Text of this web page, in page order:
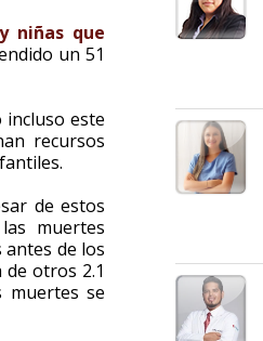
niñas que
un 51
incluso este
recursos
de estos
muertes
antes de los
otros 2.1
muertes se